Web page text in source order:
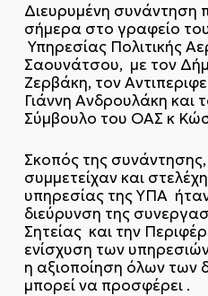
Διευρυμένη συνάντηση
σήμερα στο γραφείο
Υπηρεσίας Πολιτικής
Σαουνάτσου, με τον
Ζερβάκη, τον
Γιάννη Ανδρουλάκη και
Σύμβουλο του ΟΑΣ κ
Σκοπός της
συμμετείχαν και
υπηρεσίας της ΥΠΑ
διεύρυνση της
Σητείας και την
ενίσχυση των
η αξιοποίηση όλων των
μπορεί να προσφέρει .